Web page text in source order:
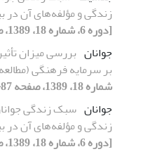
زندگی و مؤلفه‌های آن در
[دوره 6، شماره 18، 1389، صفحه 135-160]
جوانان بررسی میزان
بر سرمایه فرهنگی
شماره 18، 1389، صفحه 87-113]
جوانان سبک زندگی
زندگی و مؤلفه‌های آن در
[دوره 6، شماره 18، 1389، صفحه 135-160]